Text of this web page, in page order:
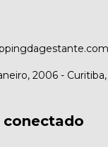
2006 -
conectado